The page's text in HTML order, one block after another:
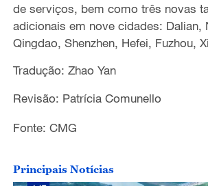
de serviços, bem como três novas
adicionais em nove cidades: Dalian,
Qingdao, Shenzhen, Hefei, Fuzhou,
Tradução: Zhao Yan
Revisão: Patrícia Comunello
Fonte: CMG
Principais Notícias